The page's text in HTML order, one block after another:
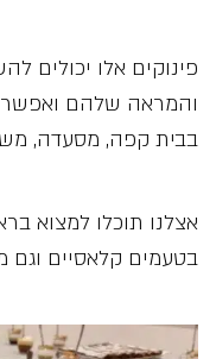
פינוקים אלו יכולים
והמראה שלהם ואפשר
בבית קפה, מסעדה,
אצלנו תוכלו למצוא
בטעמים קלאסיים וגם